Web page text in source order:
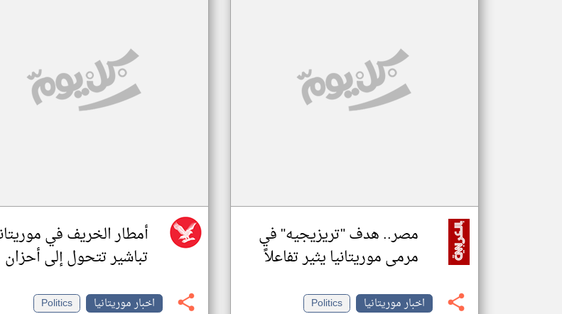
مصر.. هدف "تريزيجيه" في
مرمى موريتانيا يثير تفاعلاً
اخبار موريتانيا
Politics
أمطار الخريف في
تباشير تتحول إلى أحزان
اخبار موريتانيا
Politics